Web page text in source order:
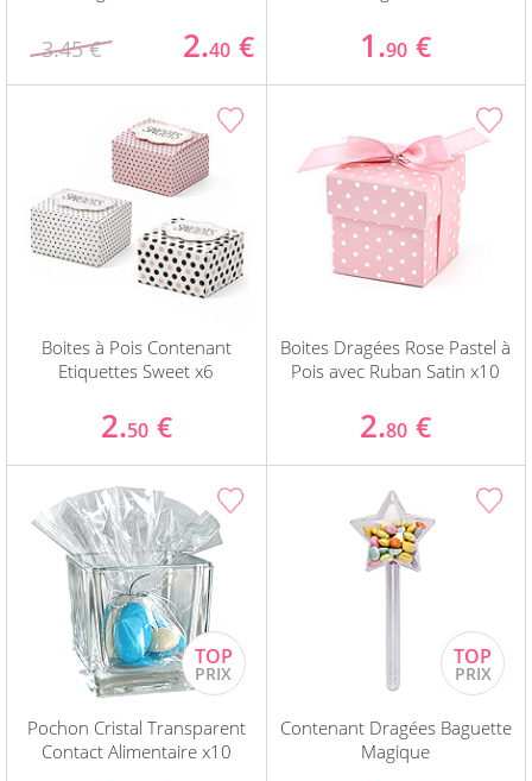
3.45 € 2.40 € 1.90 €
Boites à Pois Contenant
Etiquettes Sweet x6
2.50 €
Boites Dragées Rose Pastel à
Pois avec Ruban Satin x10
2.80 €
Pochon Cristal Transparent
Contact Alimentaire x10
Contenant Dragées Baguette
Magique